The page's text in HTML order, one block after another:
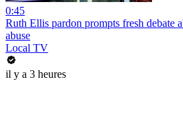
0:45
Ruth Ellis pardon prompts fresh debate
abuse
Local TV
il y a 3 heures